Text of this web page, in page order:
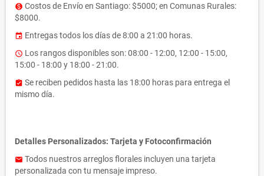
monetization_on Costos de Envío en Santiago: $5000; en Comunas Rurales:
$8000.
event Entregas todos los días de 8:00 a 21:00 horas.
access_time Los rangos disponibles son: 08:00 - 12:00, 12:00 - 15:00,
15:00 - 18:00 y 18:00 - 21:00.
assignment_turned_in Se reciben pedidos hasta las 18:00 horas para entrega el
mismo día.
Detalles Personalizados: Tarjeta y Fotoconfirmación
email Todos nuestros arreglos florales incluyen una tarjeta
personalizada con tu mensaje impreso.